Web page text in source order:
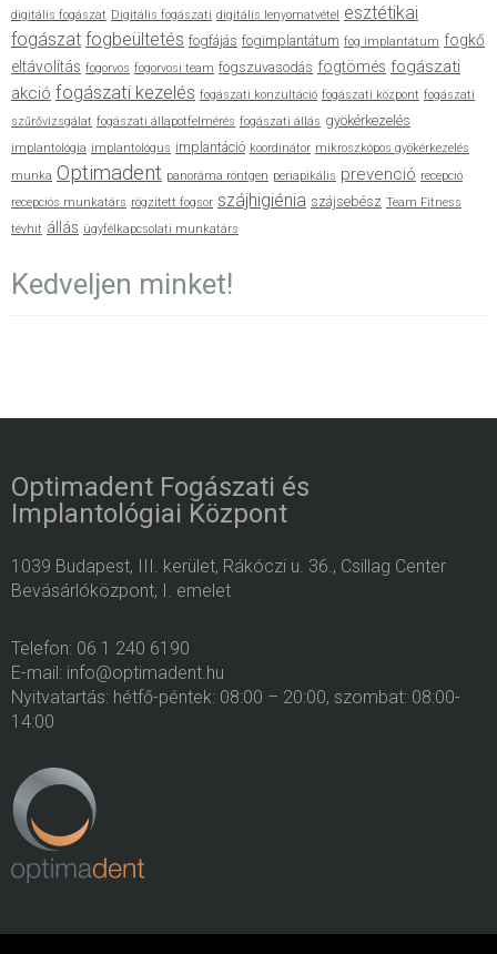
digitális fogászat Digitális fogászati digitális lenyomatvétel esztétikai
fogászat fogbeültetés fogfájás fogimplantátum fog implantátum fogkő
eltávolítás fogorvos fogorvosi team fogszuvasodás fogtömés fogászati
akció fogászati kezelés fogászati konzultáció fogászati központ fogászati
szűrővizsgálat fogászati állapotfelmérés fogászati állás gyökérkezelés
implantológia implantológus implantáció koordinátor mikroszkópos gyökérkezelés
munka Optimadent panoráma röntgen periapikális prevenció recepció
recepciós munkatárs rögzített fogsor szájhigiénia szájsebész Team Fitness
tévhit állás ügyfélkapcsolati munkatárs
Kedveljen minket!
Optimadent Fogászati és
Implantológiai Központ
1039 Budapest, III. kerület, Rákóczi u. 36., Csillag Center
Bevásárlóközpont, I. emelet
Telefon: 06 1 240 6190
E-mail: info@optimadent.hu
Nyitvatartás: hétfő-péntek: 08:00 – 20:00, szombat: 08:00-
14:00